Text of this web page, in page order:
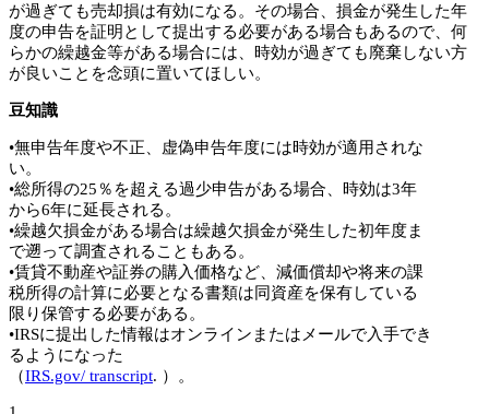
が過ぎても売却損は有効になる。その場合、損金が発生した年
度の申告を証明として提出する必要がある場合もあるので、何
らかの繰越金等がある場合には、時効が過ぎても廃棄しない方
が良いことを念頭に置いてほしい。
豆知識
•無申告年度や不正、虚偽申告年度には時効が適用されな
い。
•総所得の25％を超える過少申告がある場合、時効は3年
から6年に延長される。
•繰越欠損金がある場合は繰越欠損金が発生した初年度ま
で遡って調査されることもある。
•賃貸不動産や証券の購入価格など、減価償却や将来の課
税所得の計算に必要となる書類は同資産を保有している
限り保管する必要がある。
•IRSに提出した情報はオンラインまたはメールで入手でき
るようになった
（IRS.gov/ transcript. ）。